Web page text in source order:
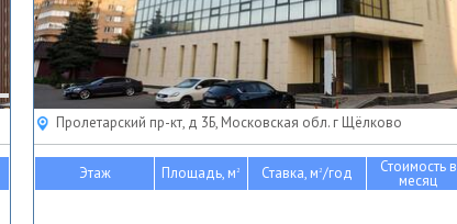
Пролетарский пр-кт, д 3Б, Московская обл. г Щёлково
Этаж Площадь, м2 Ставка, м2/год Стоимость в
месяц